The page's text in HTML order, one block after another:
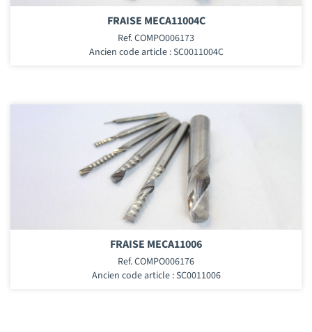
FRAISE MECA11004C
Ref. COMPO006173
Ancien code article : SC0011004C
FRAISE MECA11006
Ref. COMPO006176
Ancien code article : SC0011006